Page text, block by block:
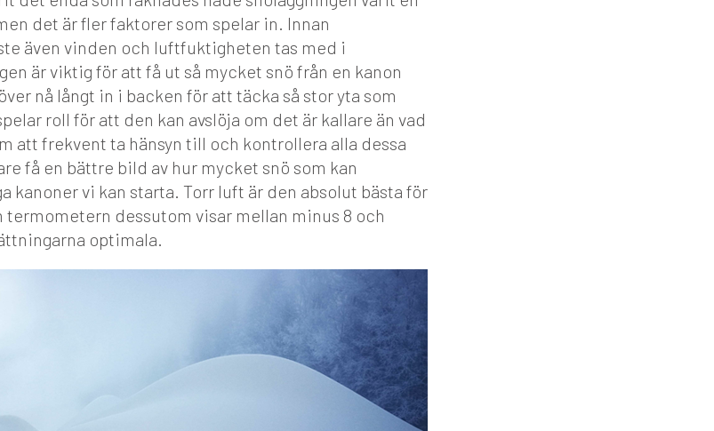
det är fler faktorer som spelar in. Innan
även vinden och luftfuktigheten tas med i
är viktig för att få ut så mycket snö från en kanon
nå långt in i backen för att täcka så stor yta som
roll för att den kan avslöja om det är kallare än vad
att frekvent ta hänsyn till och kontrollera alla dessa
få en bättre bild av hur mycket snö som kan
kanoner vi kan starta. Torr luft är den absolut bästa för
dessutom visar mellan minus 8 och
optimala.